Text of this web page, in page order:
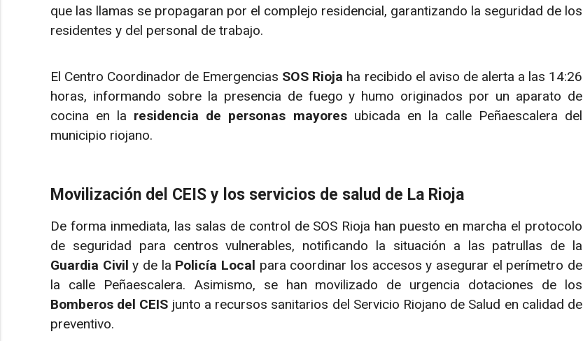
que las llamas se propagaran por el complejo residencial, garantizando la seguridad de los
residentes y del personal de trabajo.
El Centro Coordinador de Emergencias SOS Rioja ha recibido el aviso de alerta a las 14:26
horas, informando sobre la presencia de fuego y humo originados por un aparato de
cocina en la residencia de personas mayoresubicada en la calle Peñaescalera del
municipio riojano.
Movilización del CEIS y los servicios de salud de La Rioja
De forma inmediata, las salas de control de SOS Rioja han puesto en marcha el protocolo
de seguridad para centros vulnerables, notificando la situación a las patrullas de la
Guardia Civil y de la Policía Local para coordinar los accesos y asegurar el perímetro de
la calle Peñaescalera. Asimismo, se han movilizado de urgencia dotaciones de los
Bomberos del CEIS junto a recursos sanitarios del Servicio Riojano de Salud en calidad de
preventivo.